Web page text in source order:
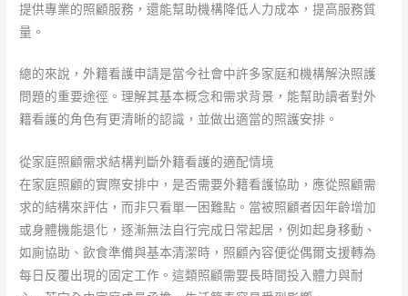
提供專業的照顧服務，還能幫助機構降低人力成本，提高服務質
量。
總的來說，外籍看護申請是當今社會中許多家庭和機構解決照護
問題的重要途徑。理解其基本概念和需求背景，能幫助讀者對外
籍看護的角色有更清晰的認識，並做出適當的照護安排。
從家庭照顧需求結構判斷外籍看護的適配情境
在家庭照顧的實際安排中，是否需要外籍看護協助，應從照顧需
求的結構來評估，而非只看單一困難點。當被照顧者因年齡增加
或身體機能退化，逐漸無法自行完成日常起居，例如起身移動、
如廁協助、飲食準備與基本清潔時，照顧內容便從偶爾支援轉為
每日反覆出現的固定工作。這類照顧需要長時間投入體力與耐